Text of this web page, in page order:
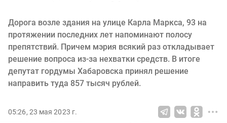
Дорога возле здания на улице Карла Маркса, 93 на
протяжении последних лет напоминают полосу
препятствий. Причем мэрия всякий раз откладывает
решение вопроса из-за нехватки средств. В итоге
депутат гордумы Хабаровска принял решение
направить туда 857 тысяч рублей.
05:26, 23 мая 2023 г.